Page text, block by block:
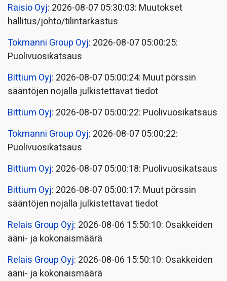
Raisio Oyj: 2026-08-07 05:30:03: Muutokset
hallitus/johto/tilintarkastus
Tokmanni Group Oyj: 2026-08-07 05:00:25:
Puolivuosikatsaus
Bittium Oyj: 2026-08-07 05:00:24: Muut pörssin
sääntöjen nojalla julkistettavat tiedot
Bittium Oyj: 2026-08-07 05:00:22: Puolivuosikatsaus
Tokmanni Group Oyj: 2026-08-07 05:00:22:
Puolivuosikatsaus
Bittium Oyj: 2026-08-07 05:00:18: Puolivuosikatsaus
Bittium Oyj: 2026-08-07 05:00:17: Muut pörssin
sääntöjen nojalla julkistettavat tiedot
Relais Group Oyj: 2026-08-06 15:50:10: Osakkeiden
ääni- ja kokonaismäärä
Relais Group Oyj: 2026-08-06 15:50:10: Osakkeiden
ääni- ja kokonaismäärä